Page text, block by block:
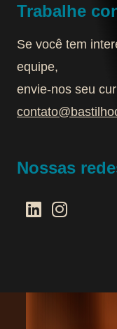
Trabalhe
Se você tem
equipe,
envie-nos seu
Nossas